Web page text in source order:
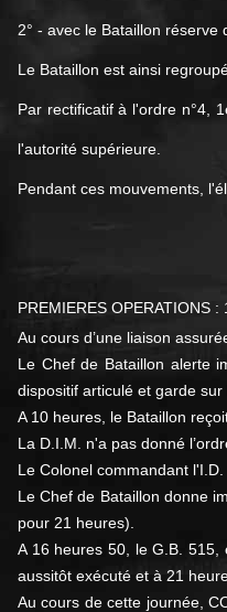
2° - avec le Bataillon réserve
Le Bataillon est ainsi
Par rectificatif à l'ordre n°4,
l'autorité supérieure.
Pendant ces mouvements,
PREMIERES OPERATIONS :
Au cours d’une liaison
Le Chef de Bataillon alerte
dispositif articulé et garde
A 10 heures, le Bataillon
La D.I.M. n'a pas donné
Le Colonel commandant
Le Chef de Bataillon donne
pour 21 heures).
A 16 heures 50, le G.B.
aussitôt exécuté et à 21
Au cours de cette journée,